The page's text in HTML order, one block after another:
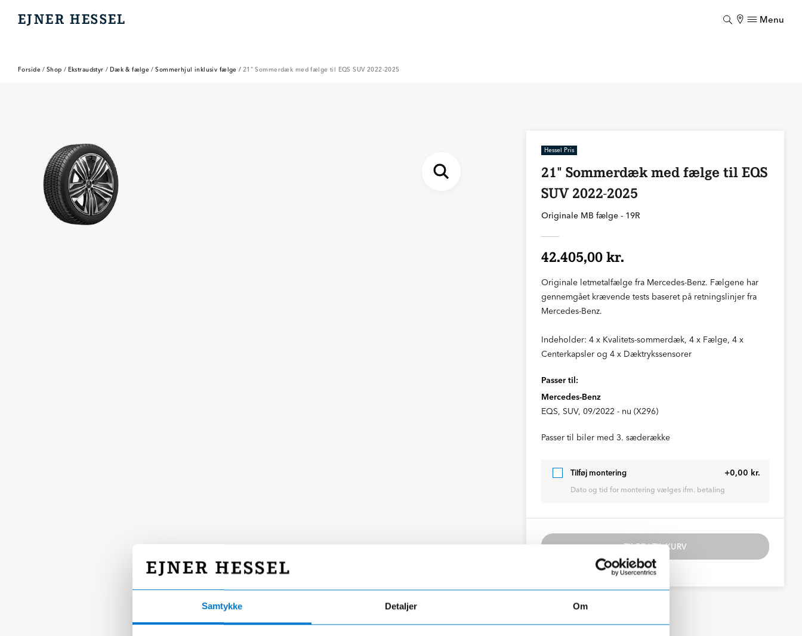
Samtykke Detaljer Om
EJNER HESSEL Menu
Forside / Shop / Ekstraudstyr / Dæk & fælge / Sommerhjul inklusiv fælge / 21" Sommerdæk med fælge til EQS SUV 2022-2025
Hessel Pris
21" Sommerdæk med fælge til EQS
SUV 2022-2025
Originale MB fælge - 19R
42.405,00 kr.
Originale letmetalfælge fra Mercedes-Benz. Fælgene har
gennemgået krævende tests baseret på retningslinjer fra
Mercedes-Benz.
Indeholder: 4 x Kvalitets-sommerdæk, 4 x Fælge, 4 x
Centerkapsler og 4 x Dæktrykssensorer
Passer til:
Mercedes-Benz
EQS, SUV, 09/2022 - nu (X296)
Passer til biler med 3. sæderække
Tilføj montering +0,00 kr.
Dato og tid for montering vælges ifm. betaling
TILFØJ TIL KURV
Se datablad